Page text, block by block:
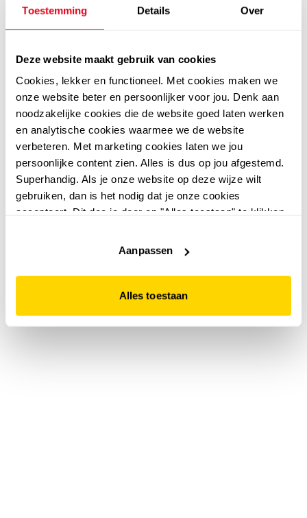
Toestemming Details Over
Deze website maakt gebruik van cookies
Cookies, lekker en functioneel. Met cookies maken we
onze website beter en persoonlijker voor jou. Denk aan
noodzakelijke cookies die de website goed laten werken
en analytische cookies waarmee we de website
verbeteren. Met marketing cookies laten we jou
persoonlijke content zien. Alles is dus op jou afgestemd.
Superhandig. Als je onze website op deze wijze wilt
gebruiken, dan is het nodig dat je onze cookies
accepteert. Dit doe je door op "Alles toestaan" te klikken.
website niet optimaal functioneert.
Aanpassen
Alles toestaan